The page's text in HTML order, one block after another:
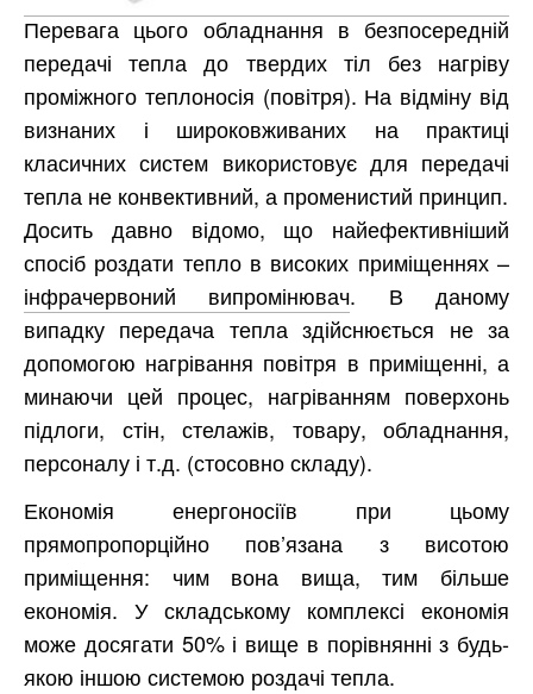
Перевага цього обладнання в безпосередній
передачі тепла до твердих тіл без нагріву
проміжного теплоносія (повітря). На відміну від
визнаних і широковживаних на практиці
класичних систем використовує для передачі
тепла не конвективний, а променистий принцип.
Досить давно відомо, що найефективніший
спосіб роздати тепло в високих приміщеннях –
інфрачервоний випромінювач. В даному
випадку передача тепла здійснюється не за
допомогою нагрівання повітря в приміщенні, а
минаючи цей процес, нагріванням поверхонь
підлоги, стін, стелажів, товару, обладнання,
персоналу і т.д. (стосовно складу).
Економія енергоносіїв при цьому
прямопропорційно пов’язана з висотою
приміщення: чим вона вища, тим більше
економія. У складському комплексі економія
може досягати 50% і вище в порівнянні з будь-
якою іншою системою роздачі тепла.